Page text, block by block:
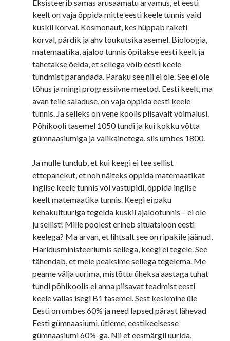
Eksisteerib samas arusaamatu arvamus, et eesti
keelt on vaja õppida mitte eesti keele tunnis vaid
kuskil kõrval. Kosmonaut, kes hüppab raketi
kõrval, pärdik ja ahv tõukutsika asemel. Bioloogia,
matemaatika, ajaloo tunnis õpitakse eesti keelt ja
tahetakse öelda, et sellega võib eesti keele
tundmist parandada. Paraku see nii ei ole. See ei ole
tõhus ja mingi progressiivne meetod. Eesti keelt, ma
avan teile saladuse, on vaja õppida eesti keele
tunnis. Ja selleks on vene koolis piisavalt võimalusi.
Põhikooli tasemel 1050 tundi ja kui kokku võtta
gümnaasiumiga ja valikainetega, siis umbes 1800.
Ja mulle tundub, et kui keegi ei tee sellist
ettepanekut, et noh näiteks õppida matemaatikat
inglise keele tunnis või vastupidi, õppida inglise
keelt matemaatika tunnis. Keegi ei paku
kehakultuuriga tegelda kuskil ajalootunnis – ei ole
ju sellist! Mille poolest erineb situatsioon eesti
keelega? Ma arvan, et lihtsalt see on ripakile jäänud,
Haridusministeeriumis sellega, keegi ei tegele. See
tähendab, et meie peaksime sellega tegelema. Me
peame välja uurima, mistõttu üheksa aastaga tuhat
tundi põhikoolis ei anna piisavat teadmist eesti
keele vallas isegi B1 tasemel. Sest keskmine üle
Eesti on umbes 60% ja need lapsed pärast lähevad
Eesti gümnaasiumi, ütleme, eestikeelsesse
gümnaasiumi 60%-ga. Nii et eesmärgil uurida,